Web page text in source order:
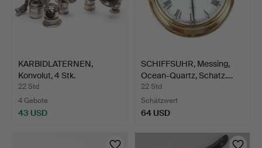
KARBIDLATERNEN,
Konvolut, 4 Stk.
22 Std
4 Gebote
43 USD
SCHIFFSUHR, Messing,
Ocean-Quartz, Schatz.…
22 Std
Schätzwert
64 USD